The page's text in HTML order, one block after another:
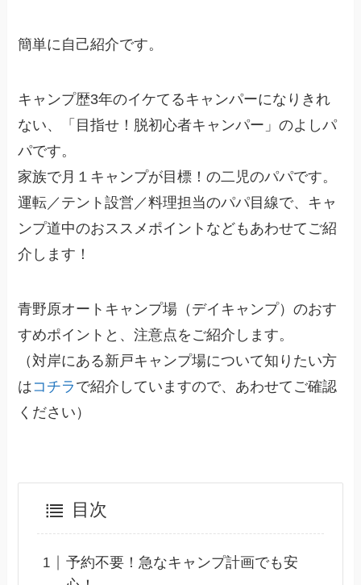
簡単に自己紹介です。
キャンプ歴3年のイケてるキャンパーになりきれ
ない、「目指せ！脱初心者キャンパー」のよしパ
パです。
家族で月１キャンプが目標！の二児のパパです。
運転／テント設営／料理担当のパパ目線で、キャ
ンプ道中のおススメポイントなどもあわせてご紹
介します！
青野原オートキャンプ場（デイキャンプ）のおす
すめポイントと、注意点をご紹介します。
（対岸にある新戸キャンプ場について知りたい方
はコチラ で紹介していますので、あわせてご確認
ください）
目次
予約不要！急なキャンプ計画でも安